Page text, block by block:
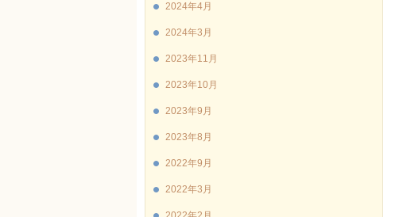
2024年4月
2024年3月
2023年11月
2023年10月
2023年9月
2023年8月
2022年9月
2022年3月